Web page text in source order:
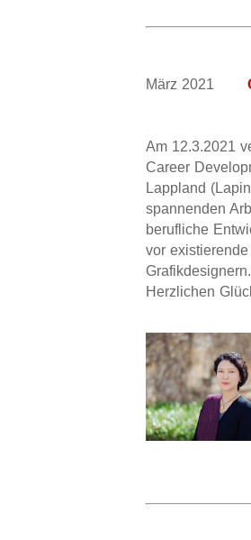
März 2021
Am 12.3.2021
Career
Lappland
spannenden
berufliche
vor
Herzlichen